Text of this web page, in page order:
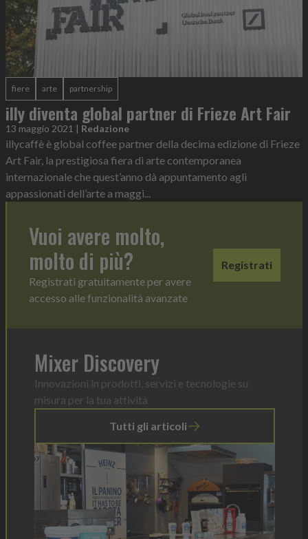
fiere arte partnership
illy diventa global partner di Frieze Art Fair
13 maggio 2021 | Redazione
illycaffè è global coffee partner della decima edizione di Frieze
Art Fair, la prestigiosa fiera di arte contemporanea
internazionale che quest’anno dà appuntamento agli
appassionati dell’arte a maggi...
Vuoi avere molto,
molto di più?
Registrati gratuitamente per avere
accesso alle funzionalità avanzate
Registrati
Mixer Discovery
Innovazioni in prodotti, servizi e tecnologie su
misura per la tua attività
Tutti gli articoli